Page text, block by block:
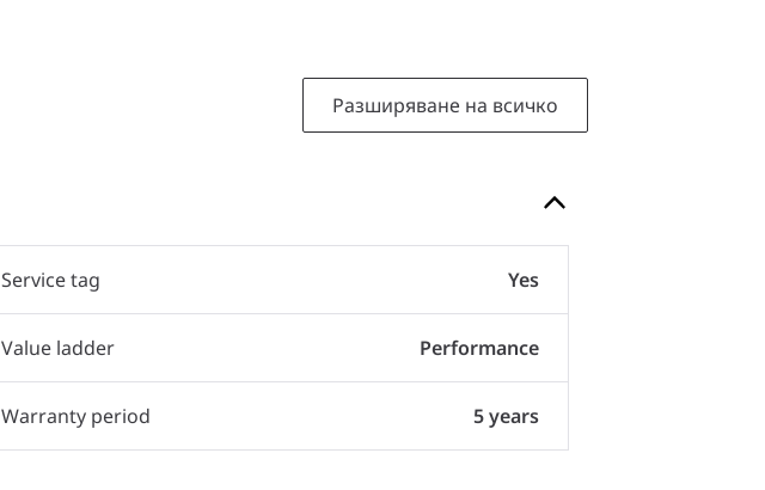
Разширяване на всичко
Service tag Yes
Value ladder Performance
Warranty period 5 years